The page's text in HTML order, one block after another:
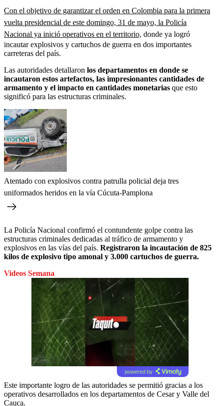
Con el objetivo de garantizar el orden en Colombia para la primera
vuelta presidencial de este domingo, 31 de mayo, la Policía
Nacional ya inició operativos en el territorio, donde ya logró
incautar explosivos y cartuchos de guerra en dos importantes
carreteras del país.
Las autoridades detallaron los departamentos en donde se
incautaron estos artefactos, las impresionantes cantidades de
armamento y el impacto en cantidades monetarias que esto
significó para las estructuras criminales.
Atentado con explosivos contra patrulla policial deja tres
uniformados heridos en la vía Cúcuta-Pamplona
La Policía Nacional confirmó el contundente golpe contra las
estructuras criminales dedicadas al tráfico de armamento y
explosivos en las vías del país. Registraron la incautación de 825
kilos de explosivo tipo amonal y 3.000 cartuchos de guerra.
Videos Semana
powered by
Este importante logro de las autoridades se permitió gracias a los
operativos desarrollados en los departamentos de Cesar y Valle del
Cauca.